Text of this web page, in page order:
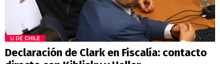
U DE CHILE
Declaración de Clark en Fiscalía: contacto